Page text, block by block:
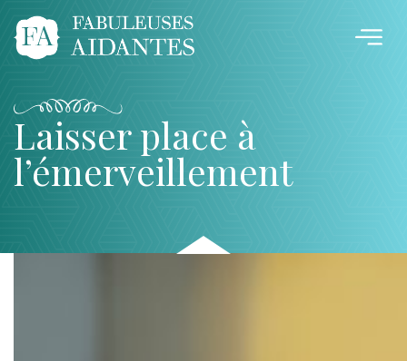
Laisser place à
l’émerveillement